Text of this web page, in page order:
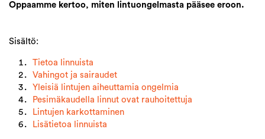
Oppaamme kertoo, miten lintuongelmasta pääsee eroon.​
Sisältö:
Tietoa linnuista
Vahingot ja sairaudet
Yleisiä lintujen aiheuttamia ongelmia
Pesimäkaudella linnut ovat rauhoitettuja
Lintujen karkottaminen
Lisätietoa linnuista